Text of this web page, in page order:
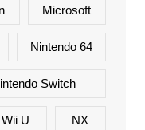
Microsoft
Nintendo 64
Switch
U NX